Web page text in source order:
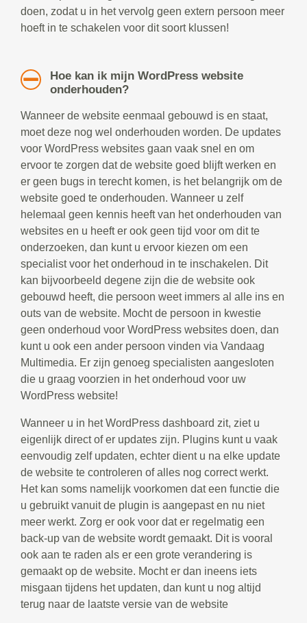
doen, zodat u in het vervolg geen extern persoon meer
hoeft in te schakelen voor dit soort klussen!
Hoe kan ik mijn WordPress website
onderhouden?
Wanneer de website eenmaal gebouwd is en staat,
moet deze nog wel onderhouden worden. De updates
voor WordPress websites gaan vaak snel en om
ervoor te zorgen dat de website goed blijft werken en
er geen bugs in terecht komen, is het belangrijk om de
website goed te onderhouden. Wanneer u zelf
helemaal geen kennis heeft van het onderhouden van
websites en u heeft er ook geen tijd voor om dit te
onderzoeken, dan kunt u ervoor kiezen om een
specialist voor het onderhoud in te inschakelen. Dit
kan bijvoorbeeld degene zijn die de website ook
gebouwd heeft, die persoon weet immers al alle ins en
outs van de website. Mocht de persoon in kwestie
geen onderhoud voor WordPress websites doen, dan
kunt u ook een ander persoon vinden via Vandaag
Multimedia. Er zijn genoeg specialisten aangesloten
die u graag voorzien in het onderhoud voor uw
WordPress website!
Wanneer u in het WordPress dashboard zit, ziet u
eigenlijk direct of er updates zijn. Plugins kunt u vaak
eenvoudig zelf updaten, echter dient u na elke update
de website te controleren of alles nog correct werkt.
Het kan soms namelijk voorkomen dat een functie die
u gebruikt vanuit de plugin is aangepast en nu niet
meer werkt. Zorg er ook voor dat er regelmatig een
back-up van de website wordt gemaakt. Dit is vooral
ook aan te raden als er een grote verandering is
gemaakt op de website. Mocht er dan ineens iets
misgaan tijdens het updaten, dan kunt u nog altijd
terug naar de laatste versie van de website